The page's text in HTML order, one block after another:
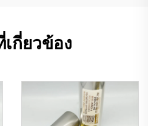
กี่ยวข้อง